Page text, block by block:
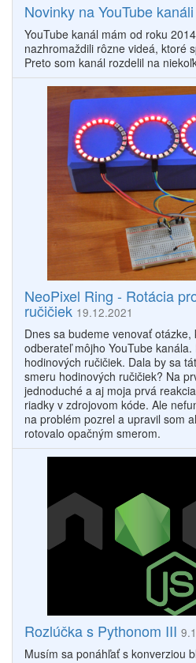
Novinky na YouTube kanáli
YouTube kanál mám od roku
nazhromaždili rôzne videá, ktoré
Preto som kanál rozdelil na
NeoPixel Ring - Rotácia
ručičiek 19.12.2021
Dnes sa budeme venovať
odberateľ môjho YouTube
hodinových ručičiek. Dala by sa
smeru hodinových ručičiek? Na
jednoduché a aj moja prvá
riadky v zdrojovom kóde. Ale
na problém pozrel a upravil som
rotovalo opačným smerom.
Rozlúčka s Pythonom III
Musím sa ponáhľať s konverziou